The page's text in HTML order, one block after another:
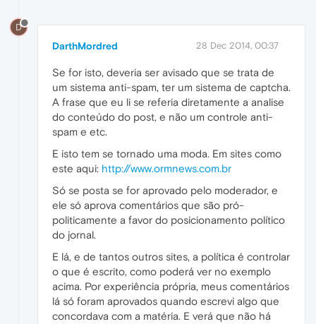
D
DarthMordred 28 Dec 2014, 00:37
Se for isto, deveria ser avisado que se trata de
um sistema anti-spam, ter um sistema de captcha.
A frase que eu li se referia diretamente a analise
do conteúdo do post, e não um controle anti-
spam e etc.
E isto tem se tornado uma moda. Em sites como
este aqui: http://www.ormnews.com.br
Só se posta se for aprovado pelo moderador, e
ele só aprova comentários que são pró-
politicamente a favor do posicionamento político
do jornal.
E lá, e de tantos outros sites, a política é controlar
o que é escrito, como poderá ver no exemplo
acima. Por experiência própria, meus comentários
lá só foram aprovados quando escrevi algo que
concordava com a matéria. E verá que não há